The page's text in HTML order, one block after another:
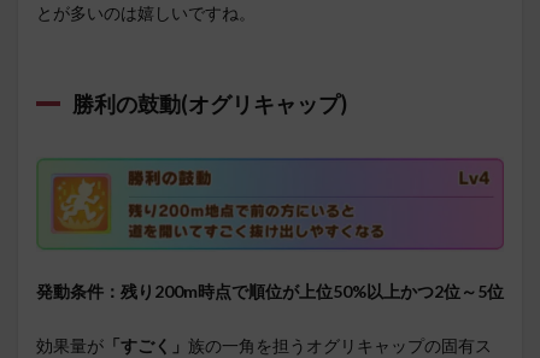
とが多いのは嬉しいですね。
勝利の鼓動(オグリキャップ)
発動条件：残り200m時点で順位が上位50%以上かつ2位～5位
効果量が 「すごく」 族の一角を担うオグリキャップの固有ス